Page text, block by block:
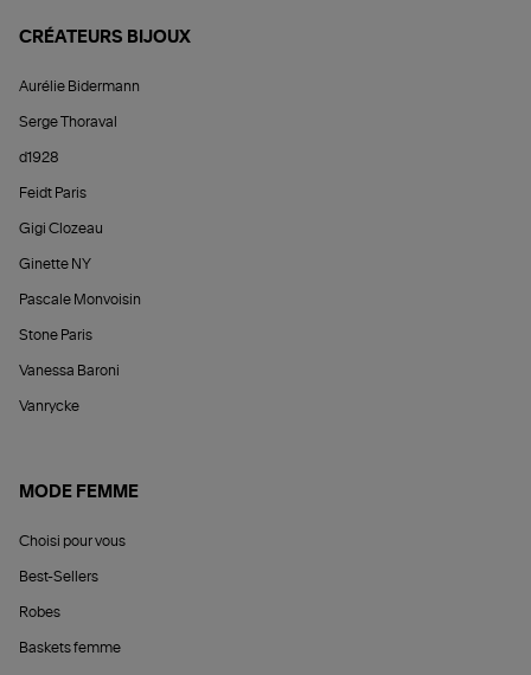
CRÉATEURS BIJOUX
Aurélie Bidermann
Serge Thoraval
d1928
Feidt Paris
Gigi Clozeau
Ginette NY
Pascale Monvoisin
Stone Paris
Vanessa Baroni
Vanrycke
MODE FEMME
Choisi pour vous
Best-Sellers
Robes
Baskets femme